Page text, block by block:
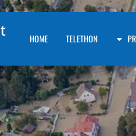
HOME TELETHON